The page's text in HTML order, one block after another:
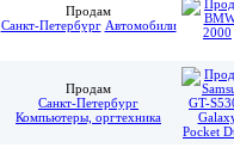
Продам
Санкт-Петербург Автомобили
Продам
Санкт-Петербург
Компьютеры, оргтехника